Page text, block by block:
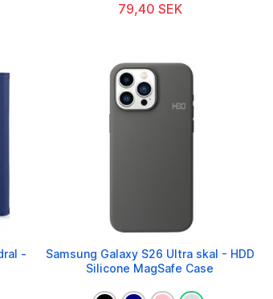
79,40 SEK
-
Samsung Galaxy S26 Ultra skal - HDD
Silicone MagSafe Case